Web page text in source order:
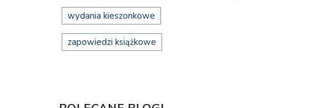
wydania kieszonkowe
zapowiedzi książkowe